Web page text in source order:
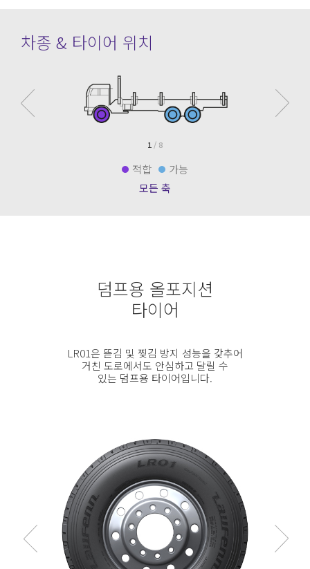
차종 & 타이어 위치
1 / 8
적합
가능
모든 축
덤프용 올포지션
타이어
LR01은 뜯김 및 찢김 방지 성능을 갖추어
거친 도로에서도 안심하고 달릴 수
있는 덤프용 타이어입니다.